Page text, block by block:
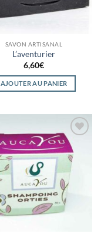
SAVON ARTISANAL
L’aventurier
6,60€
AJOUTER AU PANIER
Ajouter
à la
wishlist